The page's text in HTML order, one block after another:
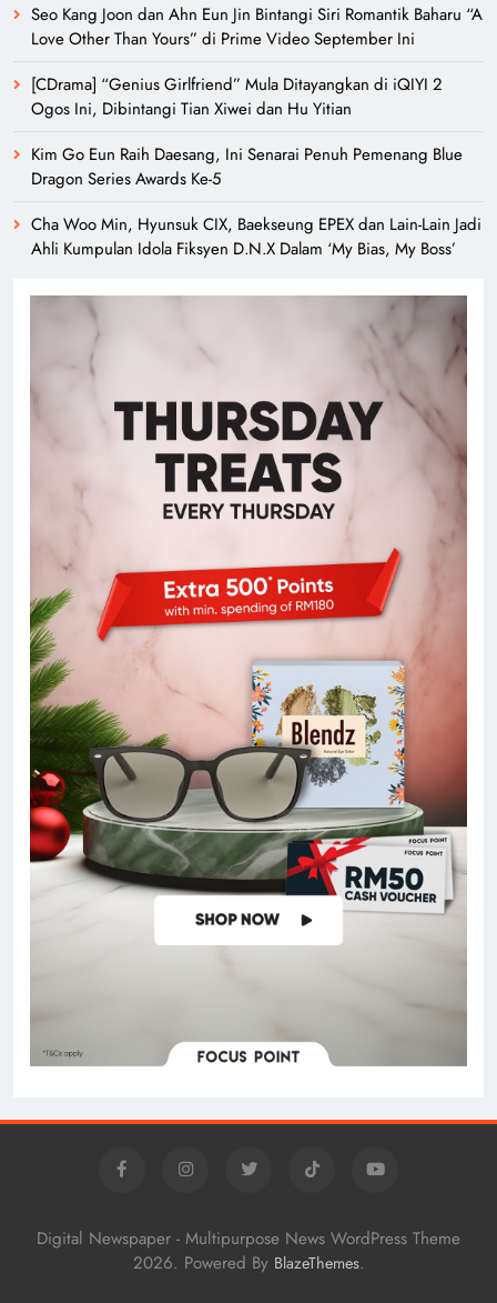
Seo Kang Joon dan Ahn Eun Jin Bintangi Siri Romantik Baharu “A
Love Other Than Yours” di Prime Video September Ini
[CDrama] “Genius Girlfriend” Mula Ditayangkan di iQIYI 2
Ogos Ini, Dibintangi Tian Xiwei dan Hu Yitian
Kim Go Eun Raih Daesang, Ini Senarai Penuh Pemenang Blue
Dragon Series Awards Ke-5
Cha Woo Min, Hyunsuk CIX, Baekseung EPEX dan Lain-Lain Jadi
Ahli Kumpulan Idola Fiksyen D.N.X Dalam ‘My Bias, My Boss’
Digital Newspaper - Multipurpose News WordPress Theme
2026. Powered By BlazeThemes.